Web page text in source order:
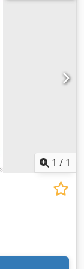
разстояние
180 mm,
за
70 до 120
налягане
пещ MELTEC
приблизително
36000 kg
1 / 1